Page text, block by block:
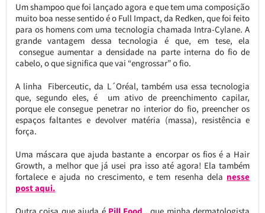
Um shampoo que foi lançado agora e que tem uma composição
muito boa nesse sentido é o Full Impact, da Redken, que foi feito
para os homens com uma tecnologia chamada Intra-Cylane. A
grande vantagem dessa tecnologia é que, em tese, ela
consegue aumentar a densidade na parte interna do fio de
cabelo, o que significa que vai “engrossar” o fio.
A linha Fiberceutic, da L´Oréal, também usa essa tecnologia
que, segundo eles, é um ativo de preenchimento capilar,
porque ele consegue penetrar no interior do fio, preencher os
espaços faltantes e devolver matéria (massa), resistência e
força.
Uma máscara que ajuda bastante a encorpar os fios é a Hair
Growth, a melhor que já usei pra isso até agora! Ela também
fortalece e ajuda no crescimento, e tem resenha dela nesse
post aqui.